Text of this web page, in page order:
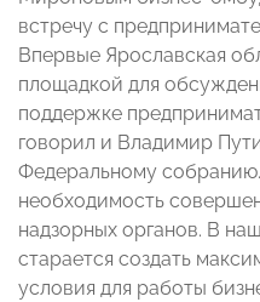
встречу с
Впервые Ярославская
площадкой для
поддержке
говорил и Владимир
Федеральному
необходимость
надзорных органов. В
старается создать
условия для работы